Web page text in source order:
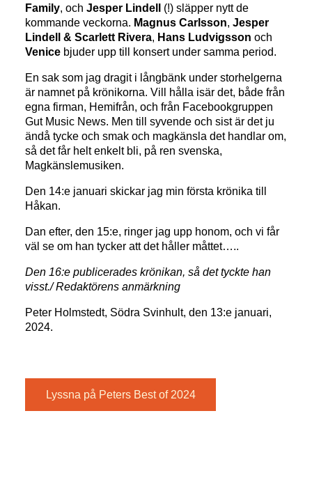
Family, ochJesper Lindell
(!) släpper nytt de
kommande veckorna. Magnus Carlsson,Jesper
Lindell & Scarlett Rivera, Hans Ludvigsson och
Venice bjuder upp till konsert under samma period.
En sak som jag dragit i långbänk under storhelgerna
är namnet på krönikorna. Vill hålla isär det, både från
egna firman, Hemifrån, och från Facebookgruppen
Gut Music News. Men till syvende och sist är det ju
ändå tycke och smak och magkänsla det handlar om,
så det får helt enkelt bli, på ren svenska,
Magkänslemusiken.
Den 14:e januari skickar jag min första krönika till
Håkan.
Dan efter, den 15:e, ringer jag upp honom, och vi får
väl se om han tycker att det håller måttet…..
Den 16:e publicerades krönikan, så det tyckte han
visst./ Redaktörens anmärkning
Peter Holmstedt, Södra Svinhult, den 13:e januari,
2024.
Lyssna på Peters Best of 2024